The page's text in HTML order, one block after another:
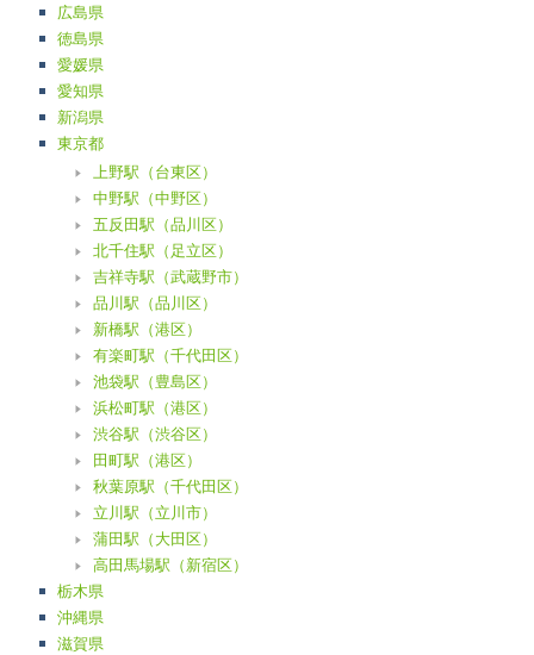
広島県
徳島県
愛媛県
愛知県
新潟県
東京都
上野駅（台東区）
中野駅（中野区）
五反田駅（品川区）
北千住駅（足立区）
吉祥寺駅（武蔵野市）
品川駅（品川区）
新橋駅（港区）
有楽町駅（千代田区）
池袋駅（豊島区）
浜松町駅（港区）
渋谷駅（渋谷区）
田町駅（港区）
秋葉原駅（千代田区）
立川駅（立川市）
蒲田駅（大田区）
高田馬場駅（新宿区）
栃木県
沖縄県
滋賀県